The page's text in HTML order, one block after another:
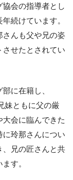
会の指導者とし
続けています。
さんも父や兄の姿
させたとされてい
に在籍し、
妹ともに父の厳
会に臨んできた
に玲那さんについ
、兄の匠さんと共
す。